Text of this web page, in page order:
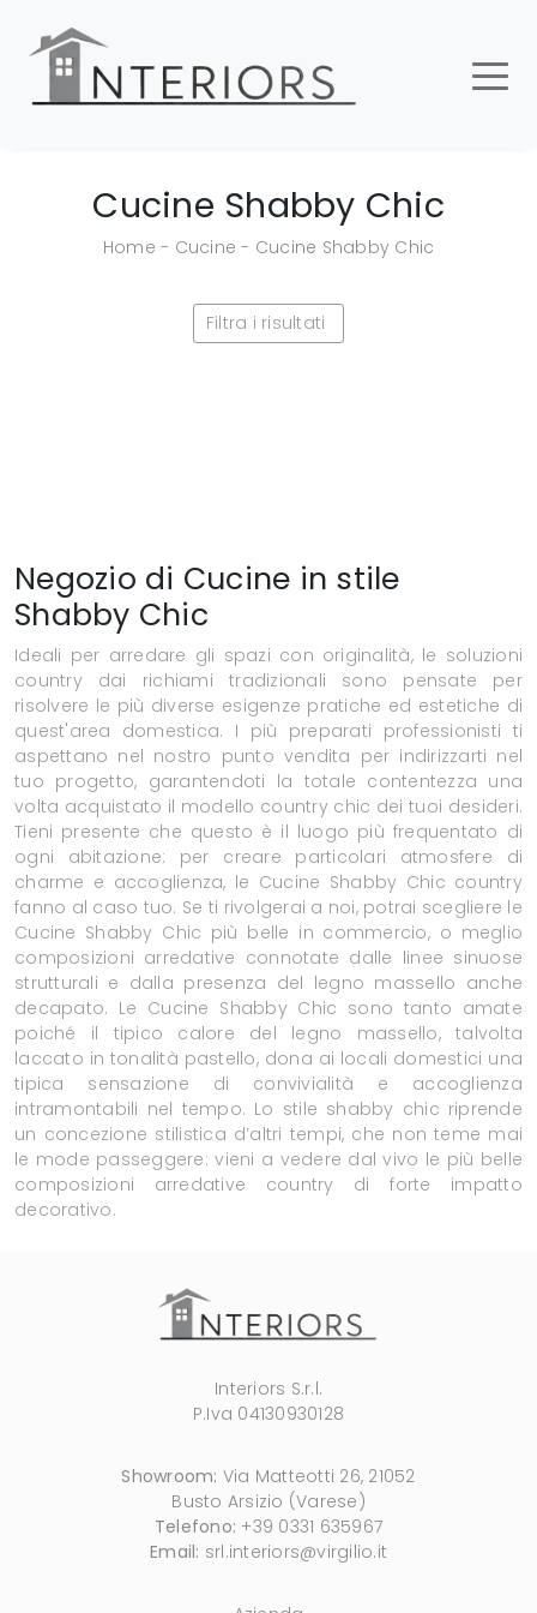
Cucine Shabby Chic
Home - Cucine - Cucine Shabby Chic
Filtra i risultati
Negozio di Cucine in stile
Shabby Chic
Ideali per arredare gli spazi con originalità, le soluzioni
country dai richiami tradizionali sono pensate per
risolvere le più diverse esigenze pratiche ed estetiche di
quest'area domestica. I più preparati professionisti ti
aspettano nel nostro punto vendita per indirizzarti nel
tuo progetto, garantendoti la totale contentezza una
volta acquistato il modello country chic dei tuoi desideri.
Tieni presente che questo è il luogo più frequentato di
ogni abitazione: per creare particolari atmosfere di
charme e accoglienza, le Cucine Shabby Chic country
fanno al caso tuo. Se ti rivolgerai a noi, potrai scegliere le
Cucine Shabby Chic più belle in commercio, o meglio
composizioni arredative connotate dalle linee sinuose
strutturali e dalla presenza del legno massello anche
decapato. Le Cucine Shabby Chic sono tanto amate
poiché il tipico calore del legno massello, talvolta
laccato in tonalità pastello, dona ai locali domestici una
tipica sensazione di convivialità e accoglienza
intramontabili nel tempo. Lo stile shabby chic riprende
un concezione stilistica d’altri tempi, che non teme mai
le mode passeggere: vieni a vedere dal vivo le più belle
composizioni arredative country di forte impatto
decorativo.
Interiors S.r.l.
P.Iva 04130930128
Showroom: Via Matteotti 26, 21052
Busto Arsizio (Varese)
Telefono: +39 0331 635967
Email: srl.interiors@virgilio.it